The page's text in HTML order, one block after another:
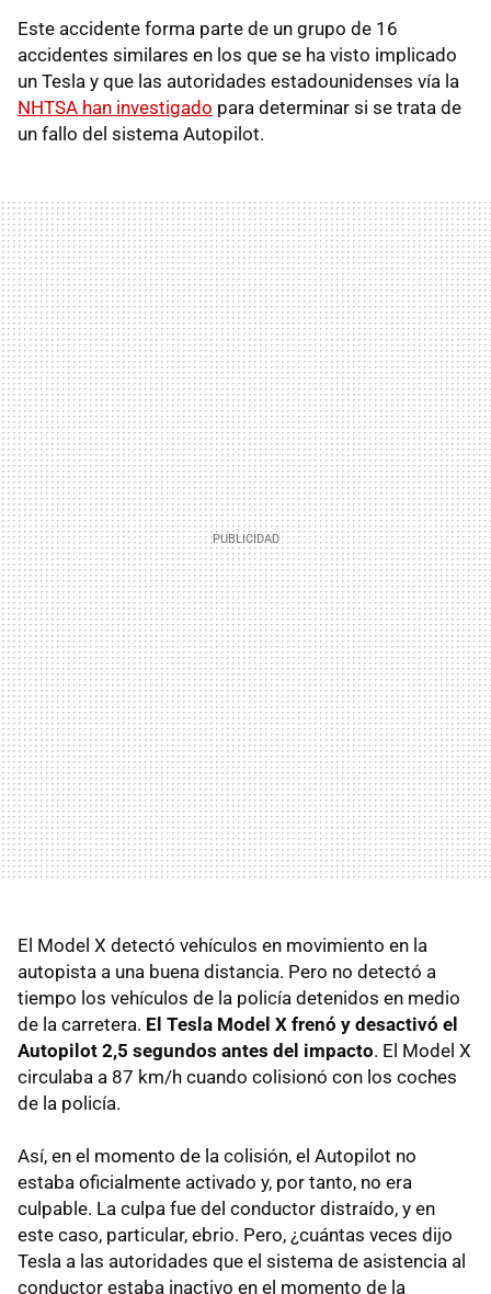
Este accidente forma parte de un grupo de 16
accidentes similares en los que se ha visto implicado
un Tesla y que las autoridades estadounidenses vía la
NHTSA han investigado para determinar si se trata de
un fallo del sistema Autopilot.
El Model X detectó vehículos en movimiento en la
autopista a una buena distancia. Pero no detectó a
tiempo los vehículos de la policía detenidos en medio
de la carretera. El Tesla Model X frenó y desactivó el
Autopilot 2,5 segundos antes del impacto. El Model X
circulaba a 87 km/h cuando colisionó con los coches
de la policía.
Así, en el momento de la colisión, el Autopilot no
estaba oficialmente activado y, por tanto, no era
culpable. La culpa fue del conductor distraído, y en
este caso, particular, ebrio. Pero, ¿cuántas veces dijo
Tesla a las autoridades que el sistema de asistencia al
conductor estaba inactivo en el momento de la